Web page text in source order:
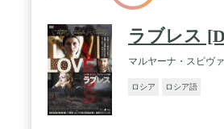
ラブレス
マルヤーナ・スピヴ
ロシア ロシア語